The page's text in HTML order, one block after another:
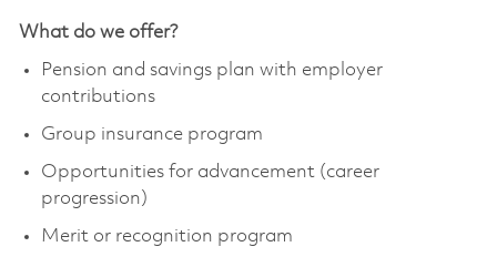
What do we offer?
Pension and savings plan with employer
contributions
Group insurance program
Opportunities for advancement (career
progression)
Merit or recognition program